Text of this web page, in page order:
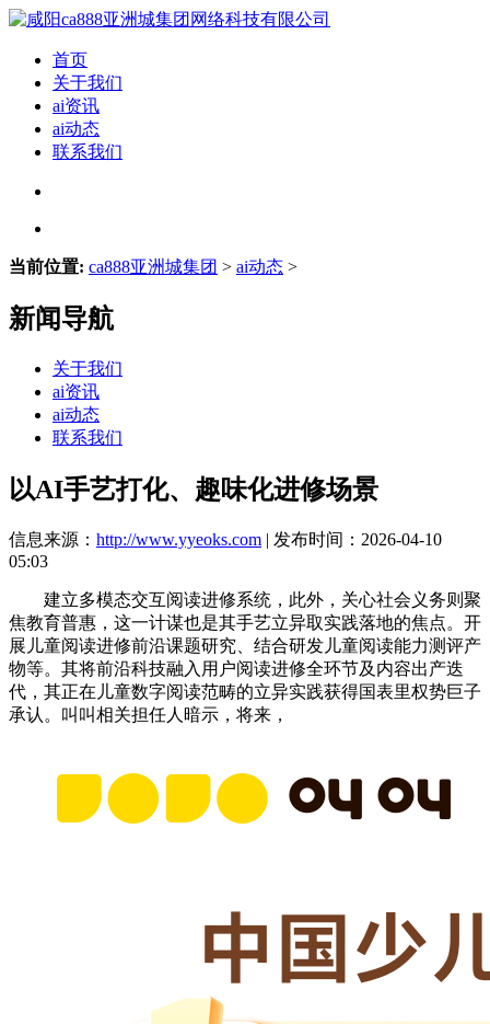
首页
关于我们
ai资讯
ai动态
联系我们
当前位置: ca888亚洲城集团 > ai动态 >
新闻导航
关于我们
ai资讯
ai动态
联系我们
以AI手艺打化、趣味化进修场景
信息来源： http://www.yyeoks.com | 发布时间：2026-04-10
05:03
建立多模态交互阅读进修系统，此外，关心社会义务则聚
焦教育普惠，这一计谋也是其手艺立异取实践落地的焦点。开
展儿童阅读进修前沿课题研究、结合研发儿童阅读能力测评产
物等。其将前沿科技融入用户阅读进修全环节及内容出产迭
代，其正在儿童数字阅读范畴的立异实践获得国表里权势巨子
承认。叫叫相关担任人暗示，将来，